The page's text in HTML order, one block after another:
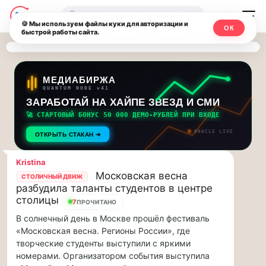
Последние
новости
и
обновления
потока:
Друзья,
приглашаем
на
музыкальную
прогулку
по
Москве
Чайковского!…
Друзья,
приглашаем
на
музыкальную
Москвичи.net
—
Главный
столичный
чат-
мессенджер,
новости
и
инсайды
Москвы
🔍
МЕДИАБИРЖА
QUANTUM NODE v41
ЗАРАБОТАЙ НА ХАЙПЕ ЗВЕЗД И СМИ
🚀 СТАРТОВЫЙ БОНУС 50 000 ДЕМО-РУБЛЕЙ ПРИ ВХОДЕ
ОТКРЫТЬ СТАКАН ➔ ORACLE LIVE
Kristina
СТОЛИЧНЫЙ ДВИЖ
Московская весна
разбудила таланты студентов в центре
столицы
7ПРОЧИТАНО
В солнечный день в Москве прошёл фестиваль
«Московская весна. Регионы России», где
творческие студенты выступили с яркими
номерами. Организатором события выступила
🍪 Мы используем файлы куки для авторизации и
быстрой работы сайта.
ОК